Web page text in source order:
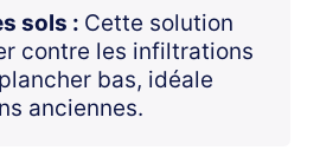
sols : Cette solution
contre les infiltrations
bas, idéale
anciennes.